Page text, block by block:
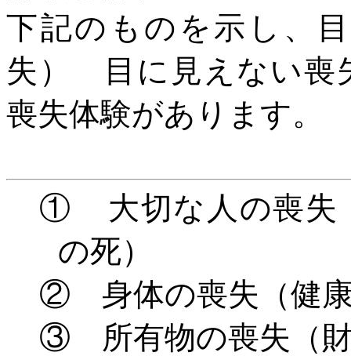
下記のものを示し、
失） 目に見えない喪
喪失体験があります。
① 大切な人の喪失
の死）
② 身体の喪失（健康
③ 所有物の喪失（財